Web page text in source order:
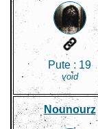
Pute : 19
void
Nounourz